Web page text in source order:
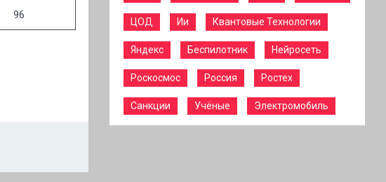
96
ЦОД Ии Квантовые Технологии
Яндекс Беспилотник Нейросеть
Роскосмос Россия Ростех
Санкции Учёные Электромобиль